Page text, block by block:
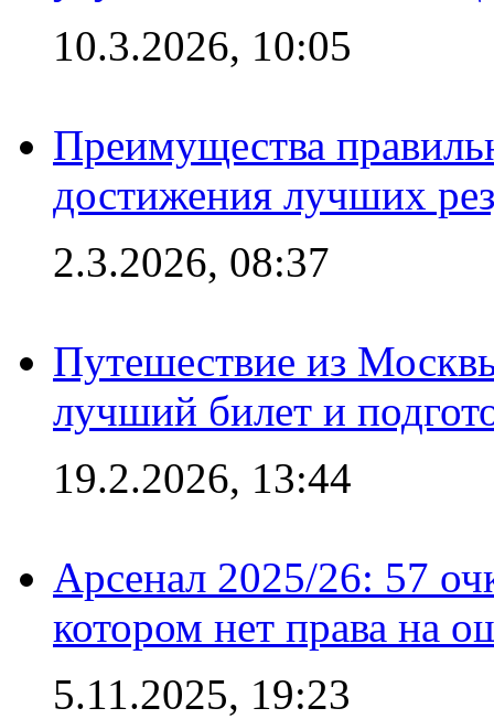
10.3.2026, 10:05
Преимущества
достижения лучших
2.3.2026, 08:37
Путешествие из
лучший билет и
19.2.2026, 13:44
Арсенал 2025/26: 57
котором нет права на
5.11.2025, 19:23